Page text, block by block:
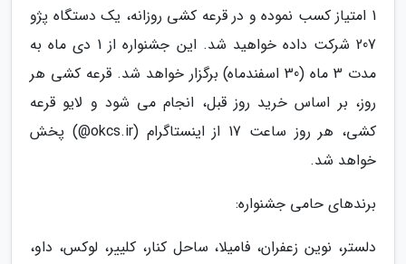
1 امتیاز کسب نموده و در قرعه کشی روزانه، یک دستگاه پژو
207 شرکت داده خواهید شد. این جشنواره از 1 دی ماه به
مدت 3 ماه (30 اسفندماه) برگزار خواهد شد. قرعه کشی هر
روز، بر اساس خرید روز قبل، انجام می شود و لایو قرعه
کشی، هر روز ساعت 17 از اینستاگرام (okcs.ir@) پخش
خواهد شد.
برندهای حامی جشنواره:
دلستر، نوین زعفران، فامیلا، ساحل کنار، کلییر، لوکس، داو،